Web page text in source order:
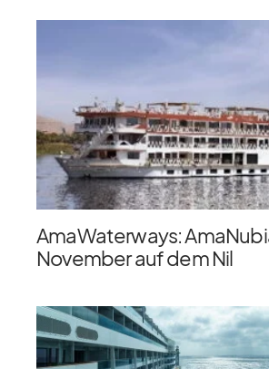
AmaWaterways:
November auf dem Nil